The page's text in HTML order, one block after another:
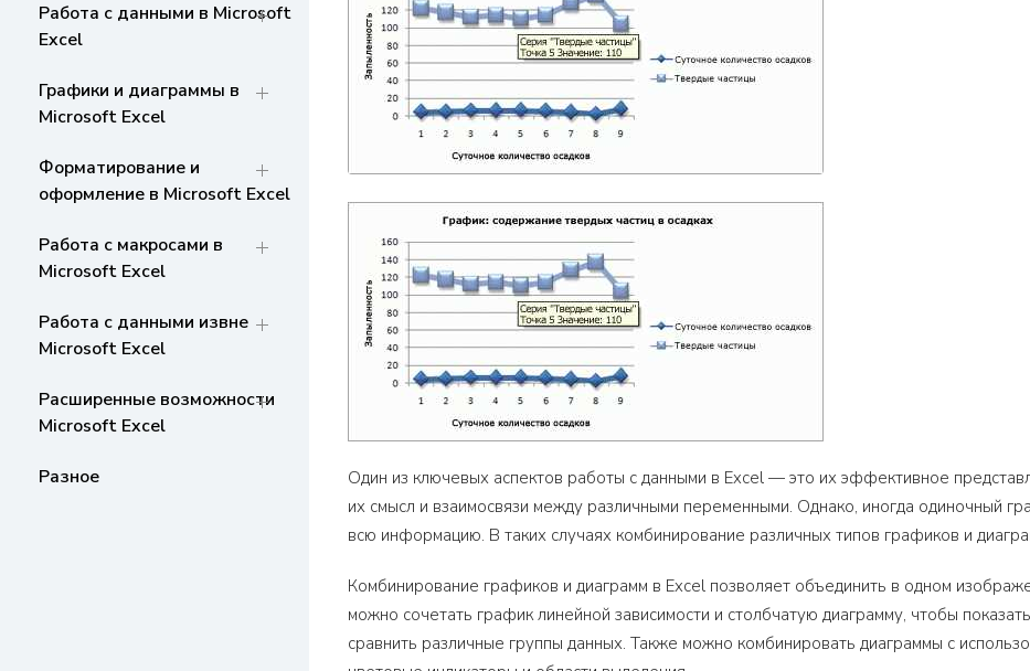
Работа с данными в Microsoft
Excel
Графики и диаграммы в
Microsoft Excel
Форматирование и
оформление в Microsoft Excel
Работа с макросами в
Microsoft Excel
Работа с данными извне
Microsoft Excel
Расширенные возможности
Microsoft Excel
Разное
Один из ключевых аспектов работы с данными в Excel — это их эффективное
их смысл и взаимосвязи между различными переменными. Однако, иногда одиночный
всю информацию. В таких случаях комбинирование различных типов графиков и
Комбинирование графиков и диаграмм в Excel позволяет объединить в одном
можно сочетать график линейной зависимости и столбчатую диаграмму, чтобы
сравнить различные группы данных. Также можно комбинировать диаграммы с